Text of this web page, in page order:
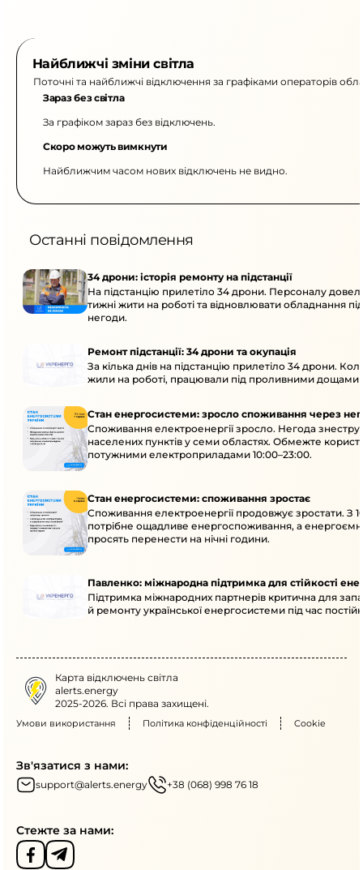
Найближчі зміни світла
Поточні та найближчі відключення за графіками операторів
Зараз без світла
За графіком зараз без відключень.
Скоро можуть вимкнути
Найближчим часом нових відключень не видно.
Останні повідомлення
34 дрони: історія ремонту на підстанції
На підстанцію прилетіло 34 дрони. Персоналу
тижні жити на роботі та відновлювати обладнання під
негоди.
Ремонт підстанції: 34 дрони та окупація
За кілька днів на підстанцію прилетіло 34 дрони.
жили на роботі, працювали під проливними дощами
Стан енергосистеми: зросло споживання через
Споживання електроенергії зросло. Негода
населених пунктів у семи областях. Обмежте
потужними електроприладами 10:00–23:00.
Стан енергосистеми: споживання зростає
Споживання електроенергії продовжує зростати. З
потрібне ощадливе енергоспоживання, а
просять перенести на нічні години.
Павленко: міжнародна підтримка для стійкості
Підтримка міжнародних партнерів критична для
й ремонту української енергосистеми під час
Карта відключень світла
alerts.energy
2025-2026. Всі права захищені.
Умови використання Політика конфіденційності Cookie
Зв'язатися з нами:
support@alerts.energy +38 (068) 998 76 18
Стежте за нами: